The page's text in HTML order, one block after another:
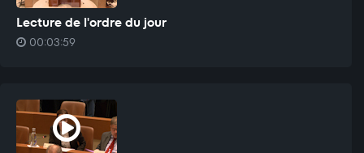
Lecture de l'ordre du jour
00:03:59